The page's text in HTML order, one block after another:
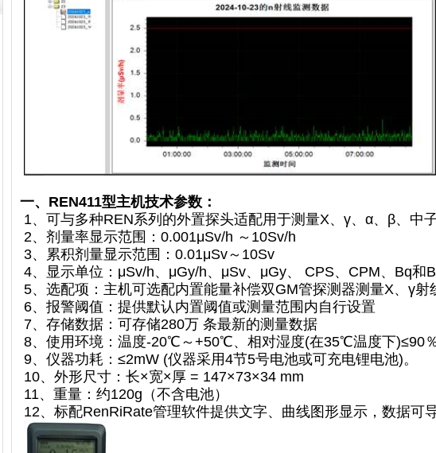
一、REN411型主机技术参数：
1、可与多种REN系列的外置探头适配用于测量X、γ、α、β、中
2、剂量率显示范围：0.001μSv/h ～10Sv/h
3、累积剂量显示范围：0.01μSv～10Sv
4、显示单位：μSv/h、μGy/h、μSv、μGy、 CPS、CPM、Bq和
5、选配项：主机可选配内置能量补偿双GM管探测器测量X、γ射
6、报警阈值：提供默认内置阈值或测量范围内自行设置
7、存储数据：可存储280万 条最新的测量数据
8、使用环境：温度-20℃～+50℃、相对湿度(在35℃温度下)≤90
9、仪器功耗：≤2mW (仪器采用4节5号电池或可充电锂电池)。
10、外形尺寸：长×宽×厚 = 147×73×34 mm
11、重量：约120g（不含电池）
12、标配RenRiRate管理软件提供文字、曲线图形显示，数据可